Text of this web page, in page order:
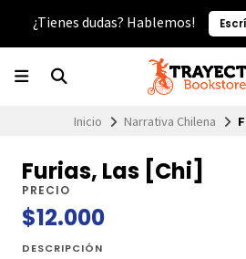
¿Tienes dudas? Hablemos!
Inicio Narrativa Chilena
Furias, Las [Chi]
PRECIO
$12.000
DESCRIPCIÓN